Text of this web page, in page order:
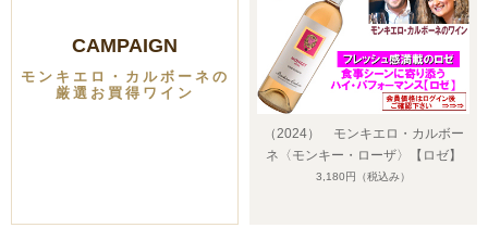
CAMPAIGN
モンキエロ・カルボーネの
厳選お買得ワイン
（2024） モンキエロ・カルボー
ネ〈モンキー・ローザ〉【ロゼ】
3,180円 （税込み）